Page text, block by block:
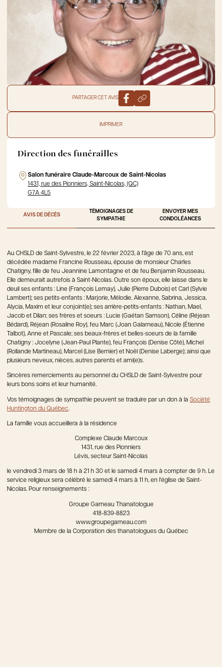
PARTAGER CET AVIS
IMPRIMER
Direction des funérailles
Salon funéraire Claude-Marcoux de Saint-Nicolas
1431, rue des Pionniers, Saint-Nicolas, (QC)
G7A 4L5
AVIS DE DÉCÈS
TÉMOIGNAGES DE
SYMPATHIE
ENVOYER MES
CONDOLÉANCES
Au CHSLD de Saint-Sylvestre, le 22 février 2023, à l'âge de 70 ans, est
décédée madame Francine Rousseau, épouse de monsieur Charles
Chatigny, fille de feu Jeannine Lamontagne et de feu Benjamin Rousseau.
Elle demeurait autrefois à Saint-Nicolas. Outre son époux, elle laisse dans le
deuil ses enfants : Line (François Lemay), Julie (Pierre Dubois) et Carl (Sylvie
Lambert); ses petits-enfants : Marjorie, Mélodie, Alexanne, Sabrina, Jessica,
Alycia, Maxim et leur conjoint(e); ses arrière-petits-enfants : Nathan, Mael,
Jacob et Dilan; ses frères et soeurs : Lucie (Gaétan Samson), Céline (Réjean
Bédard), Réjean (Rosaline Roy), feu Marc (Joan Galarneau), Nicole (Étienne
Talbot), Anne et Pascale; ses beaux-frères et belles-soeurs de la famille
Chatigny : Jocelyne (Jean-Paul Plante), feu François (Denise Côté), Michel
(Rollande Martineau), Marcel (Lise Bernier) et Noël (Denise Laberge); ainsi que
plusieurs neveux, nièces, autres parents et ami(e)s.
Sincères remerciements au personnel du CHSLD de Saint-Sylvestre pour
leurs bons soins et leur humanité.
Vos témoignages de sympathie peuvent se traduire par un don à la Société
Huntington du Québec.
La famille vous accueillera à la résidence
Complexe Claude Marcoux
1431, rue des Pionniers
Lévis, secteur Saint-Nicolas
le vendredi 3 mars de 18 h à 21 h 30 et le samedi 4 mars à compter de 9 h. Le
service religieux sera célébré le samedi 4 mars à 11 h, en l'église de Saint-
Nicolas. Pour renseignements :
Groupe Garneau Thanatologue
418-839-8823
www.groupegarneau.com
Membre de la Corporation des thanatologues du Québec